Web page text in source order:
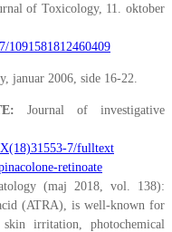
of Toxicology, 11. oktober
1091581812460409
januar 2006, side 16-22.
Journal of investigative
7/fulltext
retinoate
(maj 2018, vol. 138):
(ATRA), is well-known for
irritation, photochemical